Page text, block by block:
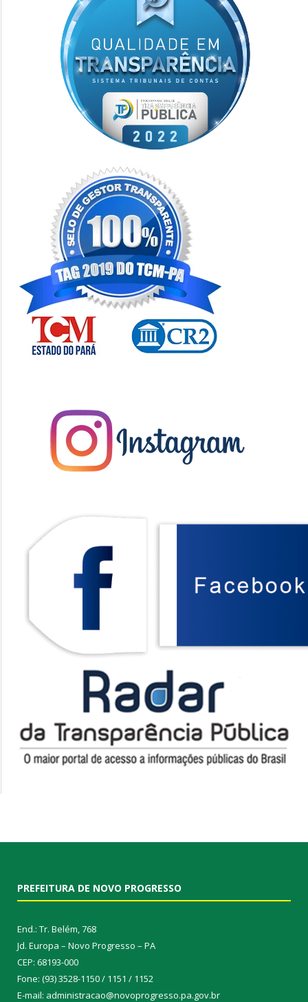
PREFEITURA DE NOVO PROGRESSO
End.: Tr. Belém, 768
Jd. Europa – Novo Progresso – PA
CEP: 68193-000
Fone: (93) 3528-1150 / 1151 / 1152
E-mail: administracao@novoprogresso.pa.gov.br